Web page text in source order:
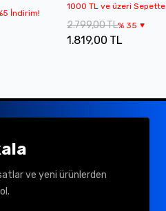
İndirim!
1000 TL ve üzeri
2.799,00 TL% 35
1.819,00 TL
ve yeni ürünlerden